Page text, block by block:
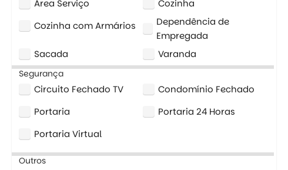
Área Serviço
Cozinha
Cozinha com Armários
Dependência de
Empregada
Sacada
Varanda
Segurança
Circuito Fechado TV
Condomínio Fechado
Portaria
Portaria 24 Horas
Portaria Virtual
Outros